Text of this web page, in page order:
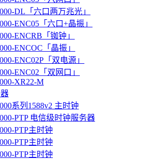
DL「六口两万兆光」
ENC05「六口+晶振」
ENCRB「铷钟」
ENCOC「晶振」
ENC02P「双电源」
ENC02「双网口」
XR22-M
系列1588v2 主时钟
PTP 电信级时钟服务器
PTP主时钟
PTP主时钟
PTP主时钟